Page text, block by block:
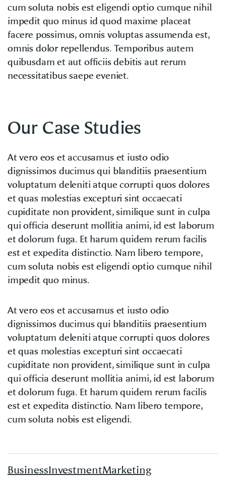
cum soluta nobis est eligendi optio cumque nihil
impedit quo minus id quod maxime placeat
facere possimus, omnis voluptas assumenda est,
omnis dolor repellendus. Temporibus autem
quibusdam et aut officiis debitis aut rerum
necessitatibus saepe eveniet.
Our Case Studies
At vero eos et accusamus et iusto odio
dignissimos ducimus qui blanditiis praesentium
voluptatum deleniti atque corrupti quos dolores
et quas molestias excepturi sint occaecati
cupiditate non provident, similique sunt in culpa
qui officia deserunt mollitia animi, id est laborum
et dolorum fuga. Et harum quidem rerum facilis
est et expedita distinctio. Nam libero tempore,
cum soluta nobis est eligendi optio cumque nihil
impedit quo minus.
At vero eos et accusamus et iusto odio
dignissimos ducimus qui blanditiis praesentium
voluptatum deleniti atque corrupti quos dolores
et quas molestias excepturi sint occaecati
cupiditate non provident, similique sunt in culpa
qui officia deserunt mollitia animi, id est laborum
et dolorum fuga. Et harum quidem rerum facilis
est et expedita distinctio. Nam libero tempore,
cum soluta nobis est eligendi.
BusinessInvestmentMarketing